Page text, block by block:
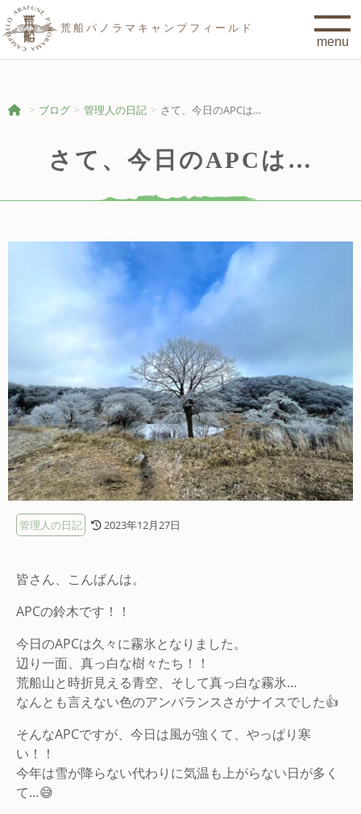
荒船パノラマキャンプフィールド
ブログ 管理人の日記 さて、今日のAPCは…
さて、今日のAPCは…
管理人の日記 2023年12月27日
皆さん、こんばんは。
APCの鈴木です！！
今日のAPCは久々に霧氷となりました。
辺り一面、真っ白な樹々たち！！
荒船山と時折見える青空、そして真っ白な霧氷…
なんとも言えない色のアンバランスさがナイスでした👍
そんなAPCですが、今日は風が強くて、やっぱり寒
い！！
今年は雪が降らない代わりに気温も上がらない日が多く
て…😅